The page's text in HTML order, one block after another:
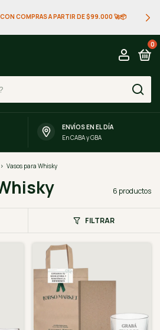
CON COMPRAS A PARTIR DE $99.000 🚀📦
0
ENVÍOS EN EL DÍA
En CABA y GBA
> Vasos para Whisky
6 productos
FILTRAR